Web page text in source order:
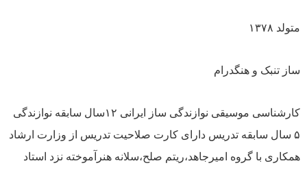
متولد ۱۳۷۸
ساز تنبک و هنگدرام
کارشناسی موسیقی نوازندگی ساز ایرانی ۱۲سال سابقه نوازندگی
۵ سال سابقه تدریس دارای کارت صلاحیت تدریس از وزارت ارشاد
همکاری با گروه امیرجاهد،ریتم صلح،سلانه هنرآموخته نزد استاد